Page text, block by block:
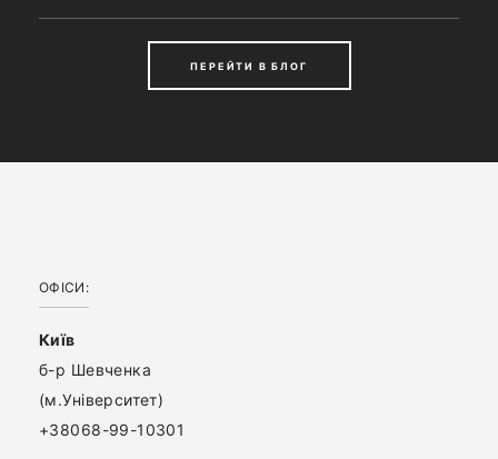
ПЕРЕЙТИ В БЛОГ
ОФІСИ:
Київ
б-р Шевченка
(м.Університет)
+38068-99-10301